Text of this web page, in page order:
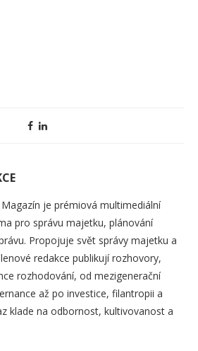
je prémiová multimediální
pro správu majetku, plánování
Propojuje svět správy majetku a
redakce publikují rozhovory,
rozhodování, od mezigenerační
až po investice, filantropii a
klade na odbornost, kultivovanost a